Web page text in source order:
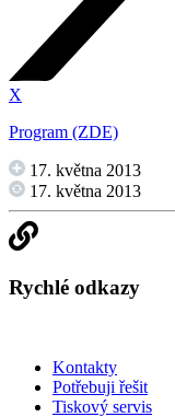
X
Program (ZDE)
17. května 2013
17. května 2013
Rychlé odkazy
Kontakty
Potřebuji řešit
Tiskový servis